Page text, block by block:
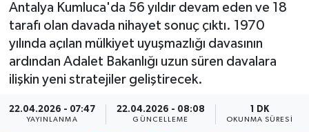
Antalya Kumluca'da 56 yıldır devam eden ve 18
tarafı olan davada nihayet sonuç çıktı. 1970
yılında açılan mülkiyet uyuşmazlığı davasının
ardından Adalet Bakanlığı uzun süren davalara
ilişkin yeni stratejiler geliştirecek.
22.04.2026 - 07:47
YAYINLANMA
22.04.2026 - 08:08
GÜNCELLEME
1 DK
OKUNMA SÜRESI
Spor
Yaşam
Asayiş
Dünya
Tüm Manşetler
Son Dakika Haberleri
Haber Arşivi